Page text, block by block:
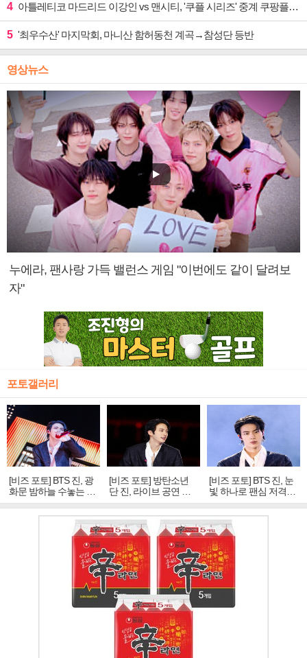
4 아틀레티코 마드리드 이강인 vs 맨시티, '쿠플 시리즈' 중계 쿠팡플레이
5 '최우수산' 마지막회, 마니산 함허동천 계곡→참성단 등반
영상뉴스
누에라, 팬사랑 가득 밸런스 게임 "이번에도 같이 달려보
자"
포토갤러리
[비즈 포토] BTS 진, 광
화문 밤하늘 수놓는 '비
주얼 킹'의 열창
[비즈 포토] 방탄소년
단 진, 라이브 공연 중
빛나는 독보적 아우라
[비즈 포토] BTS 진, 눈
빛 하나로 팬심 저격…
독보적 카리스마